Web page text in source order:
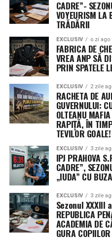
facilitând desfășurarea
senzori, esențiale pentru
timp real.
Misterul celui de-al
operațională ascunde
cheie
Un aspect neobișnuit al
sub anonimat a celui de-al
contractului. Purtătorii de
au precizat că decizia este
de securitate operațională
profilurile misiunilor
dezvoltate.
Această practică a
despre contractori și
devine din ce în ce mai
este nevoia de a preveni
CADRE”-
VOYEURISM LA
TRĂDĂRII
EXCLUSIV o zi ago
FABRICA DE
VREA ANP SĂ
PRIN SPATELE
EXCLUSIV 2 zile
RACHETA DE
GUVERNULUI:
OLTEANU
RAPIȚĂ, ÎN
TEVILOR GOALE!
EXCLUSIV 3 zile
IPJ PRAHOVA
CADRE”,
„IUDA” CU
EXCLUSIV 3 zile
Sezonul XXXIII
REPUBLICA
ACADEMIA DE
GURA